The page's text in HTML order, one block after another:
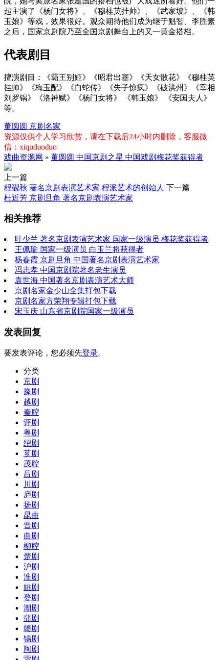
起主演了《杨门女将》、《穆桂英挂帅》、《武家坡》、《韩
玉娘》等戏，效果很好。观众期待他们成为继于魁智、李胜素
之后，国家京剧院乃至全国京剧舞台上的又一黄金搭档。
代表剧目
擅演剧目：《霸王别姬》《昭君出塞》《天女散花》《穆桂英
挂帅》《梅玉配》《白蛇传》《失子惊疯》《破洪州》《宰相
刘罗锅》《洛神赋》《杨门女将》 《韩玉娘》 《安国夫人》
等。
董圆圆 京剧名家
资源仅供个人学习欣赏，请在下载后24小时内删除，客服微
信：xiquduoduo
戏曲资源网 » 董圆圆 中国京剧之星 中国戏剧梅花奖获得者
上一篇
程砚秋 著名京剧表演艺术家 程派艺术的创始人 下一篇
杜近芳 京剧旦角 著名京剧表演艺术家
相关推荐
叶少兰 著名京剧表演艺术家 国家一级演员 梅花奖获得者
王佩瑜 国家一级演员 白玉兰将获得者
杨春霞 京剧旦角 中国著名京剧表演艺术家
冯志孝 中国京剧院著名老生演员
袁世海 中国著名京剧表演艺术大师
京剧名家金少山全集打包下载
京剧名家方荣翔专辑打包下载
宋玉庆 山东省京剧院国家一级演员
发表回复
要发表评论，您必须先登录。
分类
京剧
豫剧
越剧
秦腔
评剧
粤剧
绍剧
芗剧
茂腔
吕剧
川剧
庐剧
扬剧
昆曲
晋剧
曲剧
柳腔
楚剧
沪剧
淮剧
姚剧
婺剧
潮剧
蒲剧
赣剧
锡剧
闽剧